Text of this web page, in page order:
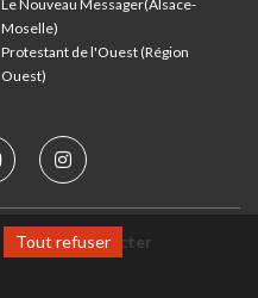
Le Nouveau Messager(Alsace-
Moselle)
Protestant de l'Ouest (Région
Ouest)
Nous contacter
Tout refuser